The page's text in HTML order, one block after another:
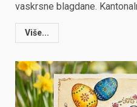
vaskrsne blagdane.
Više...